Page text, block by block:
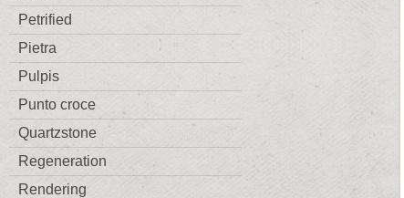
Petrified
Pietra
Pulpis
Punto croce
Quartzstone
Regeneration
Rendering